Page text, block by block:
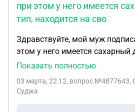
при этом у него имеется
тип, находится на сво
Здравствуйте, мой муж
этом у него имеется сахарный
находится на сво, после
госпитале, потом перевели в
Показать полностью
03 марта, 22:12, вопрос №4877643,
Суджа